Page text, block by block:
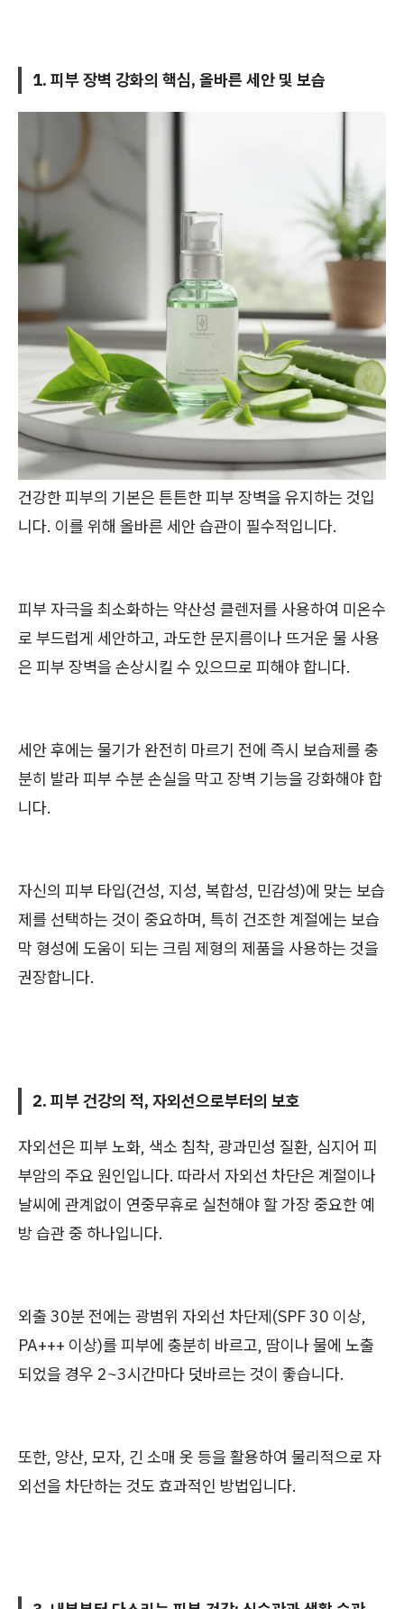
1. 피부 장벽 강화의 핵심, 올바른 세안 및 보습
건강한 피부의 기본은 튼튼한 피부 장벽을 유지하는 것입
니다. 이를 위해 올바른 세안 습관이 필수적입니다.
피부 자극을 최소화하는 약산성 클렌저를 사용하여 미온수
로 부드럽게 세안하고, 과도한 문지름이나 뜨거운 물 사용
은 피부 장벽을 손상시킬 수 있으므로 피해야 합니다.
세안 후에는 물기가 완전히 마르기 전에 즉시 보습제를 충
분히 발라 피부 수분 손실을 막고 장벽 기능을 강화해야 합
니다.
자신의 피부 타입(건성, 지성, 복합성, 민감성)에 맞는 보습
제를 선택하는 것이 중요하며, 특히 건조한 계절에는 보습
막 형성에 도움이 되는 크림 제형의 제품을 사용하는 것을
권장합니다.
2. 피부 건강의 적, 자외선으로부터의 보호
자외선은 피부 노화, 색소 침착, 광과민성 질환, 심지어 피
부암의 주요 원인입니다. 따라서 자외선 차단은 계절이나
날씨에 관계없이 연중무휴로 실천해야 할 가장 중요한 예
방 습관 중 하나입니다.
외출 30분 전에는 광범위 자외선 차단제(SPF 30 이상,
PA+++ 이상)를 피부에 충분히 바르고, 땀이나 물에 노출
되었을 경우 2~3시간마다 덧바르는 것이 좋습니다.
또한, 양산, 모자, 긴 소매 옷 등을 활용하여 물리적으로 자
외선을 차단하는 것도 효과적인 방법입니다.